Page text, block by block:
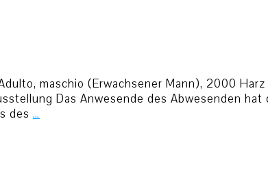
maschio (Erwachsener Mann), 2000
Das Anwesende des Abwesenden hat
des …